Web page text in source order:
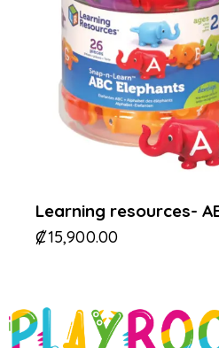
Learning resources-
₡15,900.00